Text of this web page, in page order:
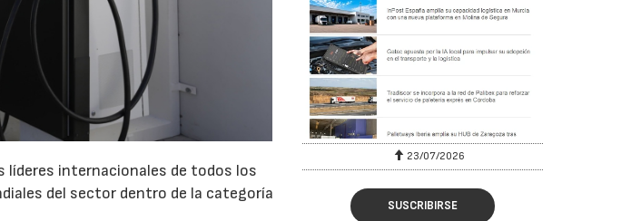
líderes internacionales de todos los
del sector dentro de la categoría
23/07/2026
SUSCRIBIRSE